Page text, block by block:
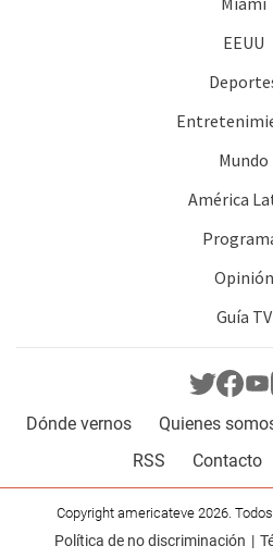
EEUU
Mundo
América
Opinión
Guía TV
Dónde vernos Quienes
RSS
Contacto
Copyright americateve 2026.
Política de no discriminación